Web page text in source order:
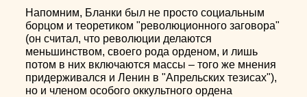
Напомним, Бланки был не просто социальным
борцом и теоретиком "революционного заговора"
(он считал, что революции делаются
меньшинством, своего рода орденом, и лишь
потом в них включаются массы – того же мнения
придерживался и Ленин в "Апрельских тезисах"),
но и членом особого оккультного ордена